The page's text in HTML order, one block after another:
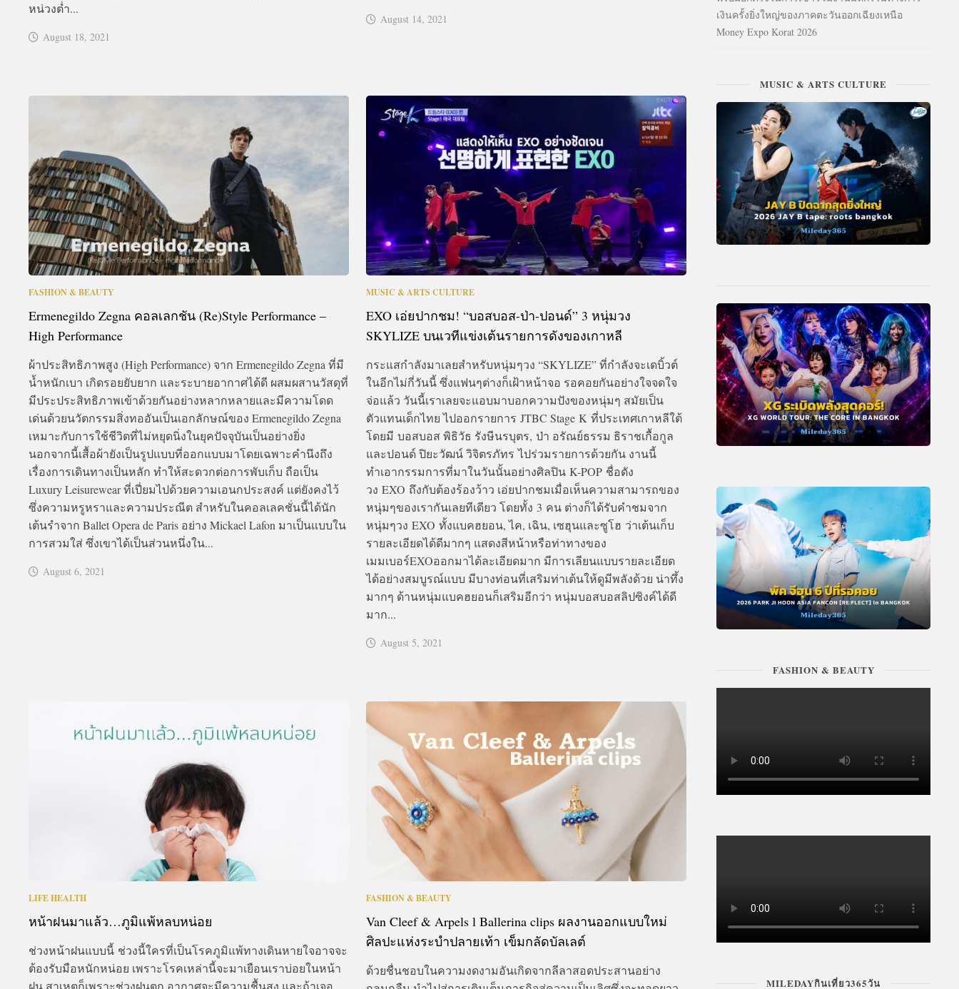
หน่วงต่ำ...
August 18, 2021
August 14, 2021
FASHION & BEAUTY
Ermenegildo Zegna คอลเลกชัน (Re)Style Performance –
High Performance
ผ้าประสิทธิภาพสูง (High Performance) จาก Ermenegildo Zegna ที่มี
น้ำหนักเบา เกิดรอยยับยาก และระบายอากาศได้ดี ผสมผสานวัสดุที่
มีประประสิทธิภาพเข้าด้วยกันอย่างหลากหลายและมีความโดด
เด่นด้วยนวัตกรรมสิ่งทออันเป็นเอกลักษณ์ของ Ermenegildo Zegna
เหมาะกับการใช้ชีวิตที่ไม่หยุดนิ่งในยุคปัจจุบันเป็นอย่างยิ่ง
นอกจากนี้เสื้อผ้ายังเป็นรูปแบบที่ออกแบบมาโดยเฉพาะคำนึงถึง
เรื่องการเดินทางเป็นหลัก ทำให้สะดวกต่อการพับเก็บ ถือเป็น
Luxury Leisurewear ที่เปี่ยมไปด้วยความเอนกประสงค์ แต่ยังคงไว้
ซึ่งความหรูหราและความประณีต สำหรับในคอลเลคชั่นนี้ได้นัก
เต้นรำจาก Ballet Opera de Paris อย่าง Mickael Lafon มาเป็นแบบใน
การสวมใส่ ซึ่งเขาได้เป็นส่วนหนึ่งใน...
August 6, 2021
MUSIC & ARTS CULTURE
EXO เอ่ยปากชม! “บอสบอส-ป่า-ปอนด์” 3 หนุ่มวง
SKYLIZE บนเวทีแข่งเต้นรายการดังของเกาหลี
กระแสกำลังมาเลยสำหรับหนุ่มๆวง “SKYLIZE” ที่กำลังจะเดบิ้วต์
ในอีกไม่กี่วันนี้ ซึ่งแฟนๆต่างก็เฝ้าหน้าจอ รอคอยกันอย่างใจจดใจ
จ่อแล้ว วันนี้เราเลยจะแอบมาบอกความปังของหนุ่มๆ สมัยเป็น
ตัวแทนเด็กไทย ไปออกรายการ JTBC Stage K ที่ประเทศเกาหลีใต้
โดยมี บอสบอส พิธิวัธ รังษีนรบุตร, ป่า อรัณย์ธรรม ธิราชเกื้อกูล
และปอนด์ ปิยะวัฒน์ วิจิตรภัทร ไปร่วมรายการด้วยกัน งานนี้
ทำเอากรรมการที่มาในวันนั้นอย่างศิลปิน K-POP ชื่อดัง
วง EXO ถึงกับต้องร้องว้าว เอ่ยปากชมเมื่อเห็นความสามารถของ
หนุ่มๆของเรากันเลยทีเดียว โดยทั้ง 3 คน ต่างก็ได้รับคำชมจาก
หนุ่มๆวง EXO ทั้งแบคฮยอน, ไค, เฉิน, เซฮุนและซูโฮ ว่าเต้นเก็บ
รายละเอียดได้ดีมากๆ แสดงสีหน้าหรือท่าทางของ
เมมเบอร์EXOออกมาได้ละเอียดมาก มีการเลียนแบบรายละเอียด
ได้อย่างสมบูรณ์แบบ มีบางท่อนที่เสริมท่าเต้นให้ดูมีพลังด้วย น่าทึ้ง
มากๆ ด้านหนุ่มแบคฮยอนก็เสริมอีกว่า หนุ่มบอสบอสลิปซิงค์ได้ดี
มาก...
August 5, 2021
LIFE HEALTH
หน้าฝนมาแล้ว…ภูมิแพ้หลบหน่อย
ช่วงหน้าฝนแบบนี้ ช่วงนี้ใครที่เป็นโรคภูมิแพ้ทางเดินหายใจอาจจะ
ต้องรับมือหนักหน่อย เพราะโรคเหล่านี้จะมาเยือนเราบ่อยในหน้า
FASHION & BEAUTY
Van Cleef & Arpels l Ballerina clips ผลงานออกแบบใหม่
ศิลปะแห่งระบำปลายเท้า เข็มกลัดบัลเลต์
ด้วยชื่นชอบในความงดงามอันเกิดจากลีลาสอดประสานอย่าง
เงินครั้งยิ่งใหญ่ของภาคตะวันออกเฉียงเหนือ
Money Expo Korat 2026
MUSIC & ARTS CULTURE
FASHION & BEAUTY
MILEDAYกินเที่ยว365วัน